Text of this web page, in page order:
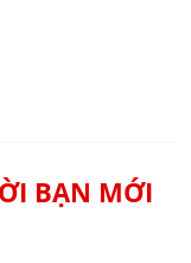
BẠN MỚI